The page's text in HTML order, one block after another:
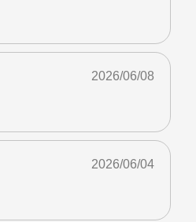
2026/06/08
2026/06/04